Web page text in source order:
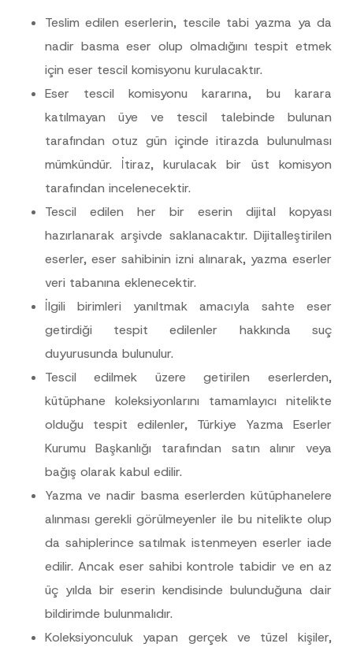
Teslim edilen eserlerin, tescile tabi yazma ya da
nadir basma eser olup olmadığını tespit etmek
için eser tescil komisyonu kurulacaktır.
Eser tescil komisyonu kararına, bu karara
katılmayan üye ve tescil talebinde bulunan
tarafından otuz gün içinde itirazda bulunulması
mümkündür. İtiraz, kurulacak bir üst komisyon
tarafından incelenecektir.
Tescil edilen her bir eserin dijital kopyası
hazırlanarak arşivde saklanacaktır. Dijitalleştirilen
eserler, eser sahibinin izni alınarak, yazma eserler
veri tabanına eklenecektir.
İlgili birimleri yanıltmak amacıyla sahte eser
getirdiği tespit edilenler hakkında suç
duyurusunda bulunulur.
Tescil edilmek üzere getirilen eserlerden,
kütüphane koleksiyonlarını tamamlayıcı nitelikte
olduğu tespit edilenler, Türkiye Yazma Eserler
Kurumu Başkanlığı tarafından satın alınır veya
bağış olarak kabul edilir.
Yazma ve nadir basma eserlerden kütüphanelere
alınması gerekli görülmeyenler ile bu nitelikte olup
da sahiplerince satılmak istenmeyen eserler iade
edilir. Ancak eser sahibi kontrole tabidir ve en az
üç yılda bir eserin kendisinde bulunduğuna dair
bildirimde bulunmalıdır.
Koleksiyonculuk yapan gerçek ve tüzel kişiler,
Ad
Soyad
Firma
Pozisyon
E-Posta Adresi*
Telefon Numarası*
t
A
E
a
Konu*